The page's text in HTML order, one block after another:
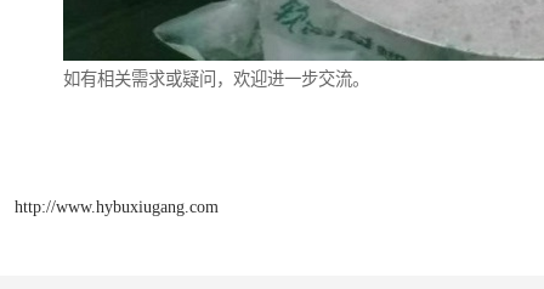
如有相关需求或疑问，欢迎进一步交流。
http://www.hybuxiugang.com